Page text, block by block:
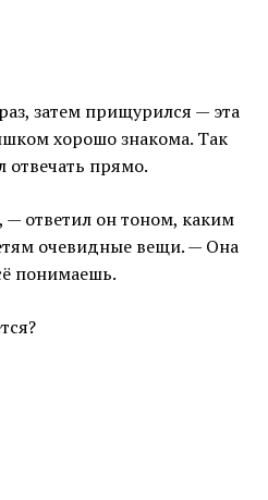
затем прищурился — эта
хорошо знакома. Так
отвечать прямо.
ответил он тоном, каким
очевидные вещи. — Она
понимаешь.